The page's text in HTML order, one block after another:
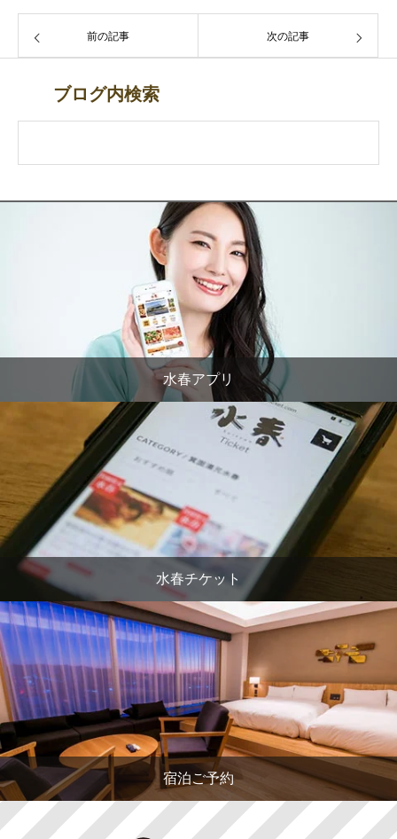
前の記事 次の記事
ブログ内検索
水春アプリ
水春チケット
宿泊ご予約